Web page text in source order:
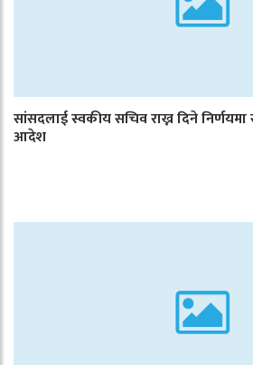
सांसदलाई स्वकीय सचिव राख्न दिने
आदेश